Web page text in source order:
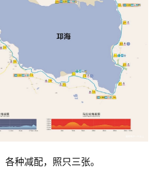
各种减配，照只三张。